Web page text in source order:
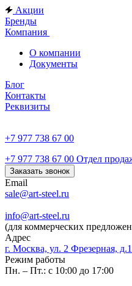
Акции
Бренды
Компания
О компании
Документы
Блог
Контакты
Реквизиты
+7 977 738 67 00
+7 977 738 67 00 Отдел
Заказать звонок
Email
sale@art-steel.ru
info@art-steel.ru
(для коммерческих
Адрес
г. Москва, ул. 2 Фрезерная,
Режим работы
Пн. – Пт.: с 10:00 до 17:00